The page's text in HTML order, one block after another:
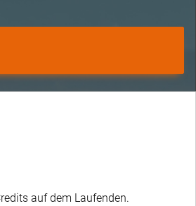
auf dem Laufenden.